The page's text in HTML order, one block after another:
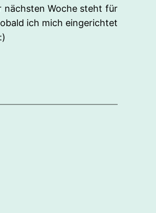
nächsten Woche steht für
ich mich eingerichtet